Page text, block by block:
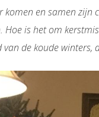
en samen
is het om
de koude winters,